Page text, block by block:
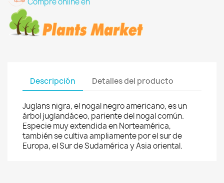
Descripción Detalles del producto
Juglans nigra, el nogal negro americano, es un
árbol juglandáceo, pariente del nogal común.
Especie muy extendida en Norteamérica,
también se cultiva ampliamente por el sur de
Europa, el Sur de Sudamérica y Asia oriental.